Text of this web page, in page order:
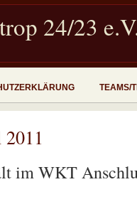
24/23
TEAMS/
im WKT